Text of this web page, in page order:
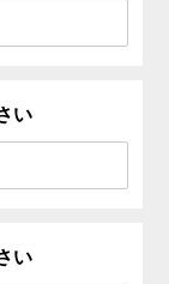
い
い